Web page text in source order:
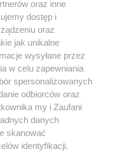
Praca Łódź
oraz inne
dostęp i
oraz
jak unikalne
wysyłane przez
w celu zapewniania
spersonalizowanych
odbiorców oraz
my i Zaufani
danych
skanować
identyfikacji.